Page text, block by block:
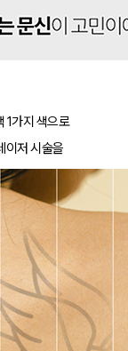
1가지 색으로
이저 시술을